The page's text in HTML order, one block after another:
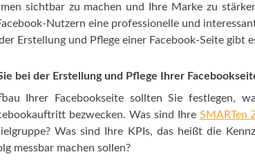
sichtbar zu machen und Ihre Marke zu
Nutzern eine professionelle und
Erstellung und Pflege einer Facebook-Seite gibt
bei der Erstellung und Pflege Ihrer
Ihrer Facebookseite sollten Sie festlegen,
bezwecken. Was sind Ihre SMARTen
Was sind Ihre KPIs, das heißt die
messbar machen sollen?